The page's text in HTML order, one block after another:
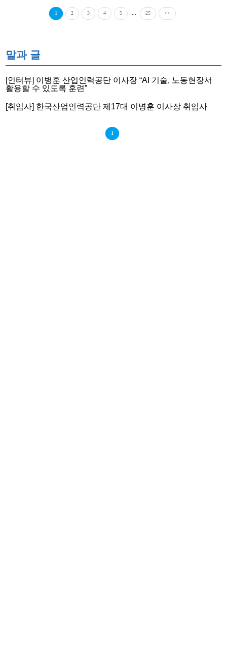
1 2 3 4 5 25 >>
말과 글
[인터뷰] 이병훈 산업인력공단 이사장 “AI 기술, 노동현장서
활용할 수 있도록 훈련”
[취임사] 한국산업인력공단 제17대 이병훈 이사장 취임사
1